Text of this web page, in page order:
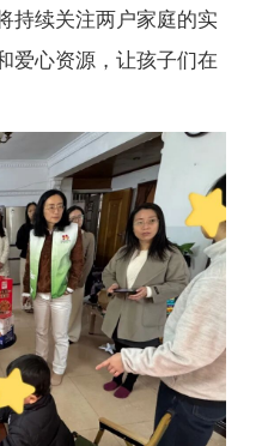
持续关注两户家庭的实
爱心资源，让孩子们在